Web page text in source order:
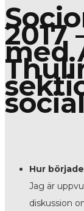
2017
med
Hur
Jag är
diskussion